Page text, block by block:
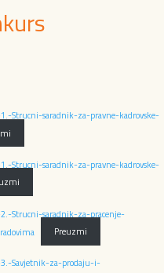
Strucni-saradnik-za-pravne-kadrovske-
Strucni-saradnik-za-pravne-kadrovske-
Strucni-saradnik-za-pracenje-
Preuzmi
Savjetnik-za-prodaju-i-